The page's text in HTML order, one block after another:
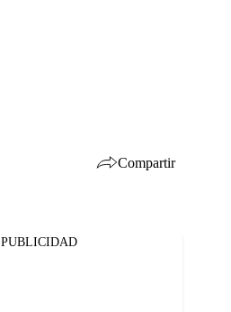
Compartir
PUBLICIDAD